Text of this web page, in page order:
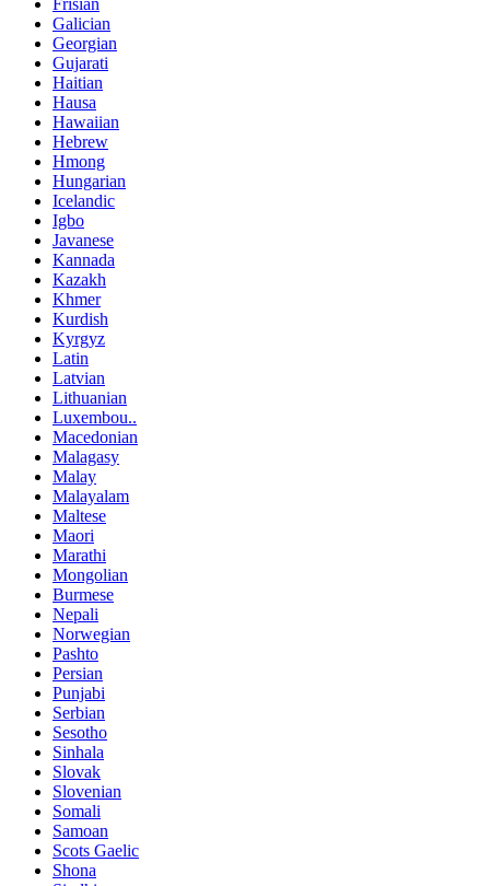
Galician
Georgian
Gujarati
Haitian
Hausa
Hawaiian
Hebrew
Hmong
Hungarian
Icelandic
Igbo
Javanese
Kannada
Kazakh
Khmer
Kurdish
Kyrgyz
Latin
Latvian
Lithuanian
Luxembou..
Macedonian
Malagasy
Malay
Malayalam
Maltese
Maori
Marathi
Mongolian
Burmese
Nepali
Norwegian
Pashto
Persian
Punjabi
Serbian
Sesotho
Sinhala
Slovak
Slovenian
Somali
Samoan
Scots Gaelic
Shona